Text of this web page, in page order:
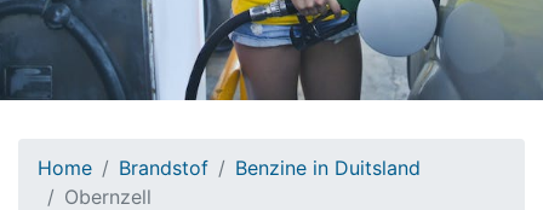
Home Brandstof
Benzine in Duitsland
Obernzell